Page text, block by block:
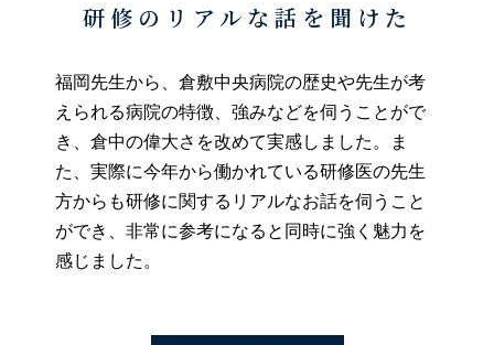
研修のリアルな話を聞けた
福岡先生から、倉敷中央病院の歴史や先生が考
えられる病院の特徴、強みなどを伺うことがで
き、倉中の偉大さを改めて実感しました。ま
た、実際に今年から働かれている研修医の先生
方からも研修に関するリアルなお話を伺うこと
ができ、非常に参考になると同時に強く魅力を
感じました。